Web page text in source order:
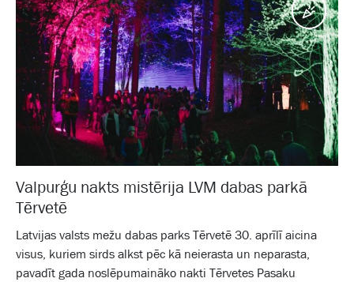
Valpurģu nakts mistērija LVM dabas parkā
Tērvetē
Latvijas valsts mežu dabas parks Tērvetē 30. aprīlī aicina
visus, kuriem sirds alkst pēc kā neierasta un neparasta,
pavadīt gada noslēpumaināko nakti Tērvetes Pasaku